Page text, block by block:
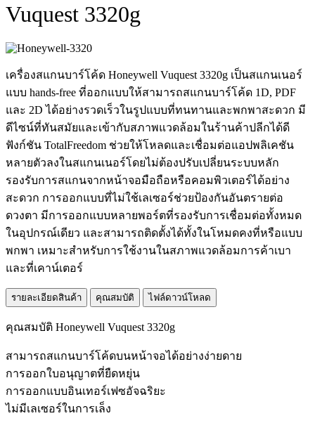
Vuquest 3320g
เครื่องสแกนบาร์โค้ด Honeywell Vuquest 3320g เป็นสแกนเนอร์
แบบ hands-free ที่ออกแบบให้สามารถสแกนบาร์โค้ด 1D, PDF
และ 2D ได้อย่างรวดเร็วในรูปแบบที่ทนทานและพกพาสะดวก มี
ดีไซน์ที่ทันสมัยและเข้ากับสภาพแวดล้อมในร้านค้าปลีกได้ดี
ฟังก์ชัน TotalFreedom ช่วยให้โหลดและเชื่อมต่อแอปพลิเคชัน
หลายตัวลงในสแกนเนอร์โดยไม่ต้องปรับเปลี่ยนระบบหลัก
รองรับการสแกนจากหน้าจอมือถือหรือคอมพิวเตอร์ได้อย่าง
สะดวก การออกแบบที่ไม่ใช้เลเซอร์ช่วยป้องกันอันตรายต่อ
ดวงตา มีการออกแบบหลายพอร์ตที่รองรับการเชื่อมต่อทั้งหมด
ในอุปกรณ์เดียว และสามารถติดตั้งได้ทั้งในโหมดคงที่หรือแบบ
พกพา เหมาะสำหรับการใช้งานในสภาพแวดล้อมการค้าเบา
และที่เคาน์เตอร์
รายละเอียดสินค้า คุณสมบัติ ไฟล์ดาวน์โหลด
คุณสมบัติ Honeywell Vuquest 3320g
สามารถสแกนบาร์โค้ดบนหน้าจอได้อย่างง่ายดาย
การออกใบอนุญาตที่ยืดหยุ่น
การออกแบบอินเทอร์เฟซอัจฉริยะ
ไม่มีเลเซอร์ในการเล็ง